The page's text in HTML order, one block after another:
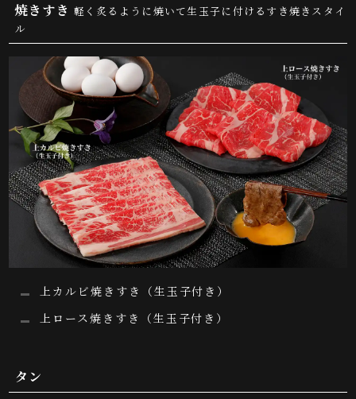
焼きすき 軽く炙るように焼いて生玉子に付けるすき焼きスタイ
ル
上カルビ焼きすき（生玉子付き）
上ロース焼きすき（生玉子付き）
タン